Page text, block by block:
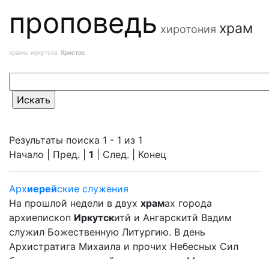
проповедь хиротония храм
храмы иркутска Христос
Результаты поиска 1 - 1 из 1
Начало | Пред. | 1 | След. | Конец
Архиерейские служения
На прошлой недели в двух храмах города
архиепископ Иркутскитй и Ангарскитй Вадим
служил Божественную Литургию. В день
Архистратига Михаила и прочих Небесных Сил